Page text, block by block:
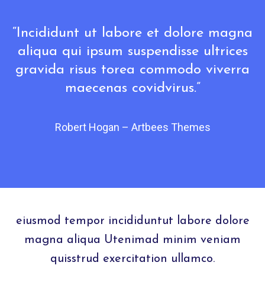
“Incididunt ut labore et dolore magna
aliqua qui ipsum suspendisse ultrices
gravida risus torea commodo viverra
maecenas covidvirus.”
Robert Hogan – Artbees Themes
eiusmod tempor incididuntut labore dolore
magna aliqua Utenimad minim veniam
quisstrud exercitation ullamco.